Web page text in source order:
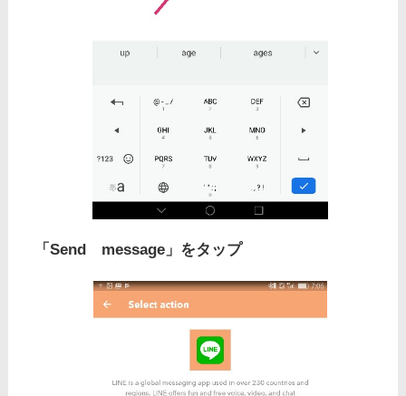
「Send message」をタップ